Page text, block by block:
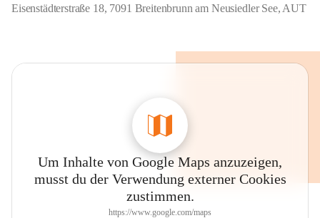
Eisenstädterstraße 18, 7091 Breitenbrunn am Neusiedler See, AUT
Um Inhalte von Google Maps anzuzeigen,
musst du der Verwendung externer Cookies
zustimmen.
https://www.google.com/maps